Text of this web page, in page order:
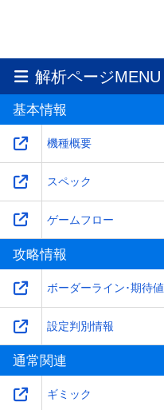
解析ページMENU
基本情報
機種概要
スペック
ゲームフロー
攻略情報
ボーダーライン･期待値
設定判別情報
通常関連
ギミック